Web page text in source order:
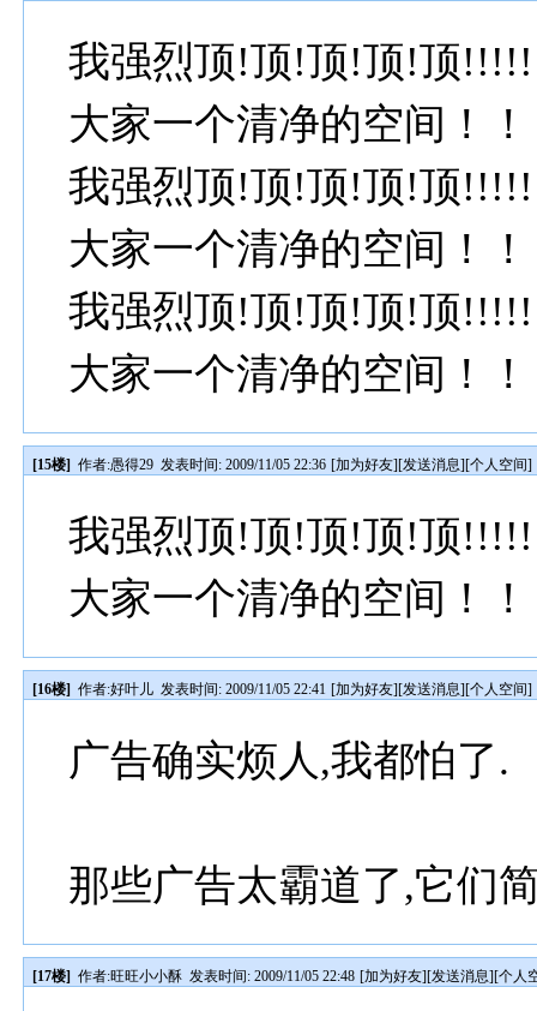
我强烈顶!顶!顶!顶!顶
大家一个清净的空间！
我强烈顶!顶!顶!顶!顶
大家一个清净的空间！
我强烈顶!顶!顶!顶!顶
大家一个清净的空间！
[15楼] 作者:愚得29 发表时间: 2009/11/05 22:36 [加为好友][发送消息][个人空间]
我强烈顶!顶!顶!顶!顶
大家一个清净的空间！
[16楼] 作者:好叶儿 发表时间: 2009/11/05 22:41 [加为好友][发送消息][个人空间]
广告确实烦人,我都怕了.
那些广告太霸道了,它们
[17楼] 作者:旺旺小小酥 发表时间: 2009/11/05 22:48 [加为好友][发送消息][个人